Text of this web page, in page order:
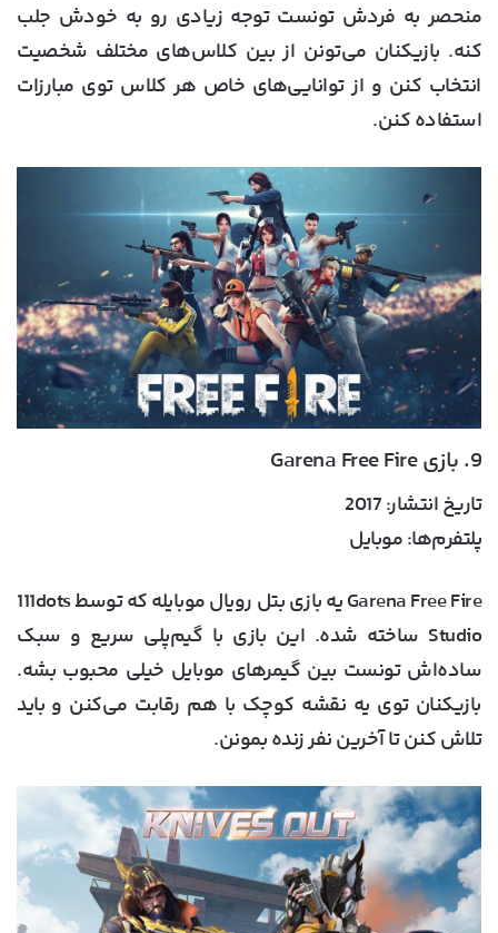
منحصر به فردش تونست توجه زیادی رو به خودش جلب
کنه. بازیکنان می‌تونن از بین کلاس‌های مختلف شخصیت
انتخاب کنن و از توانایی‌های خاص هر کلاس توی مبارزات
استفاده کنن.
9. بازی Garena Free Fire
تاریخ انتشار:
پلتفرم‌ها:موبایل
Garena Free Fire یه بازی بتل رویال موبایله که توسط 111dots
Studio ساخته شده. این بازی با گیم‌پلی سریع و سبک
ساده‌اش تونست بین گیمرهای موبایل خیلی محبوب بشه.
بازیکنان توی یه نقشه کوچک با هم رقابت می‌کنن و باید
تلاش کنن تا آخرین نفر زنده بمونن.